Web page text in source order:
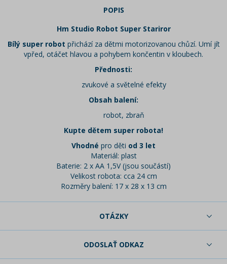
POPIS
Hm Studio Robot Super Stariror
Bílý super robot přichází za dětmi motorizovanou chůzí. Umí jít
vpřed, otáčet hlavou a pohybem končentin v kloubech.
Přednosti:
zvukové a světelné efekty
Obsah balení:
robot, zbraň
Kupte dětem super robota!
Vhodné pro děti od 3 let
Materiál: plast
Baterie: 2 x AA 1,5V (jsou součástí)
Velikost robota: cca 24 cm
Rozměry balení: 17 x 28 x 13 cm
OTÁZKY
ODOSLAŤ ODKAZ